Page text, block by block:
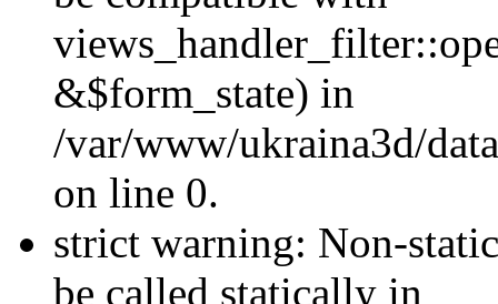
&$form_state) in
/var/www/ukraina3d/
on line 0.
strict warning: Non-
be called statically in